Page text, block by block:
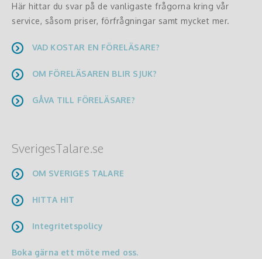
Här hittar du svar på de vanligaste frågorna kring vår
service, såsom priser, förfrågningar samt mycket mer.
VAD KOSTAR EN FÖRELÄSARE?
OM FÖRELÄSAREN BLIR SJUK?
GÅVA TILL FÖRELÄSARE?
SverigesTalare.se
OM SVERIGES TALARE
HITTA HIT
Integritetspolicy
Boka gärna ett möte med oss.